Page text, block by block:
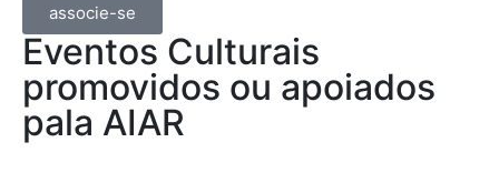
associe-se
Eventos Culturais
promovidos ou apoiados
pala AIAR